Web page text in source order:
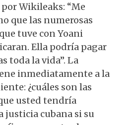
Wikileaks: “Me
que las numerosas
tuve con Yoani
Ella podría pagar
toda la vida”. La
inmediatamente a la
¿cuáles son las
usted tendría
justicia cubana si su